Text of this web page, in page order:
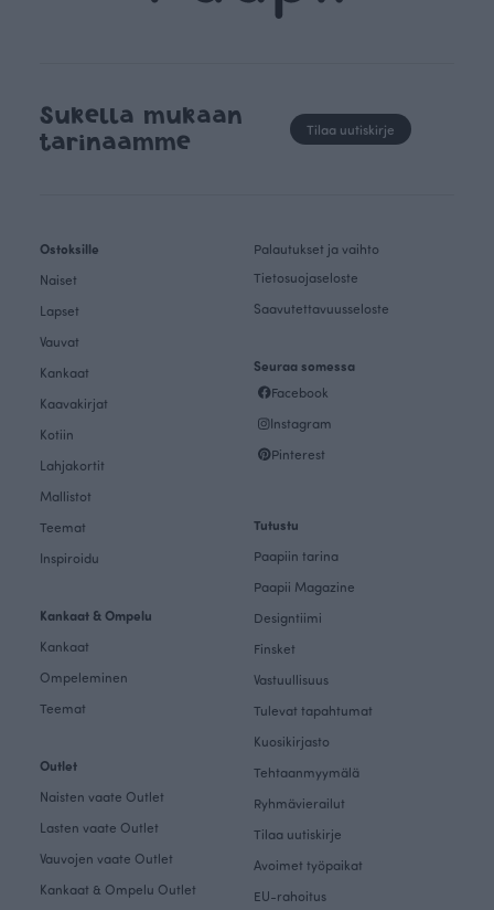
Sukella mukaan
tarinaamme
Tilaa uutiskirje
Ostoksille
Naiset
Lapset
Vauvat
Kankaat
Kaavakirjat
Kotiin
Lahjakortit
Mallistot
Teemat
Inspiroidu
Kankaat & Ompelu
Kankaat
Ompeleminen
Teemat
Outlet
Naisten vaate Outlet
Lasten vaate Outlet
Vauvojen vaate Outlet
Kankaat & Ompelu Outlet
Palautukset ja vaihto
Tietosuojaseloste
Saavutettavuusseloste
Seuraa somessa
Facebook
Instagram
Pinterest
Tutustu
Paapiin tarina
Paapii Magazine
Designtiimi
Finsket
Vastuullisuus
Tulevat tapahtumat
Kuosikirjasto
Tehtaanmyymälä
Ryhmävierailut
Tilaa uutiskirje
Avoimet työpaikat
EU-rahoitus